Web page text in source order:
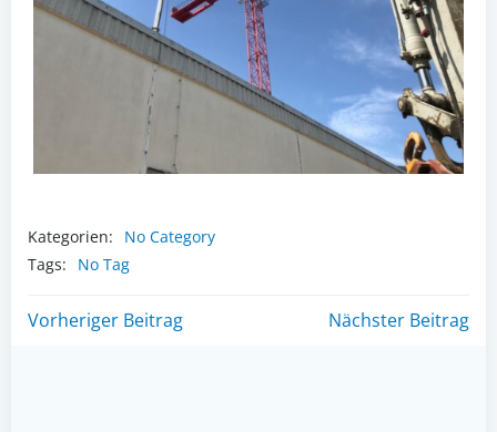
Kategorien:
No Category
Tags:
No Tag
Post
Vorheriger Beitrag
PostNächster Beitrag